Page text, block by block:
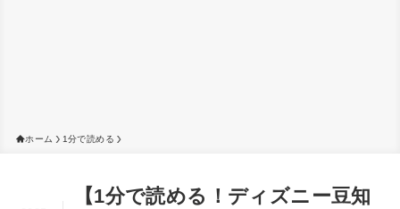
ホーム 1分で読める
【1分で読める！ディズニー豆知